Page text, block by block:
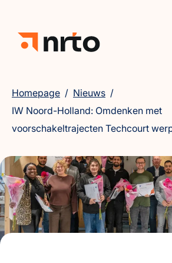
Homepage / Nieuws /
IW Noord-Holland: Omdenken met
voorschakeltrajecten Techcourt